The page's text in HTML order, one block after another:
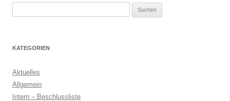
KATEGORIEN
Aktuelles
Allgemein
Intern – Beschlussliste